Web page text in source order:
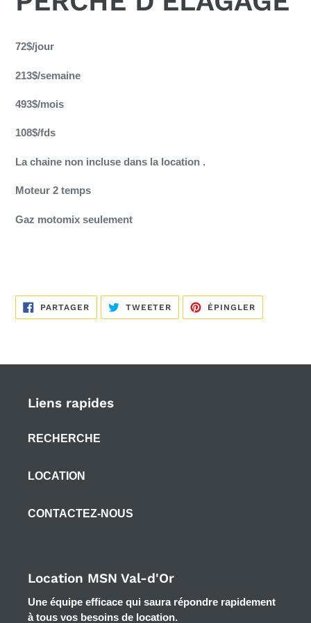
d'un
à
panier
72$/jour
213$/semaine
493$/mois
108$/fds
La chaine non incluse dans la location .
Moteur 2 temps
Gaz motomix seulement
PARTAGERPARTAGER
FACEBOOK
TWEETER TWEETER
TWITTER
ÉPINGLER
PINTEREST
Liens rapides
RECHERCHE
LOCATION
CONTACTEZ-NOUS
Location MSN Val-d'Or
Une équipe efficace qui saura répondre rapidement
à tous vos besoins de location.